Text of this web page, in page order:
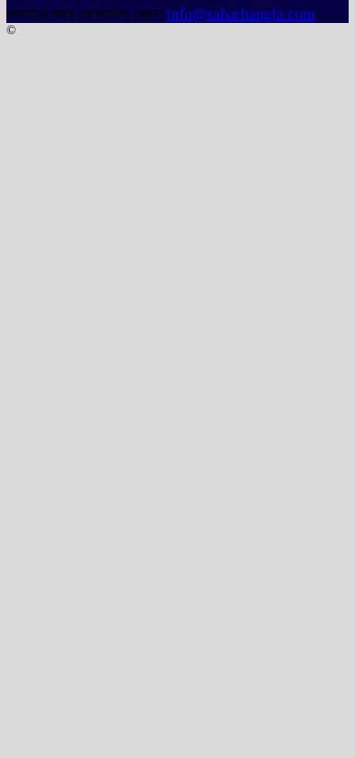
আমাদের সাথে যোগাযোগ করুন: info@sabarbangla.com
©